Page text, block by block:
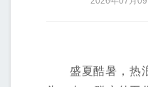
盛夏酷暑，热浪